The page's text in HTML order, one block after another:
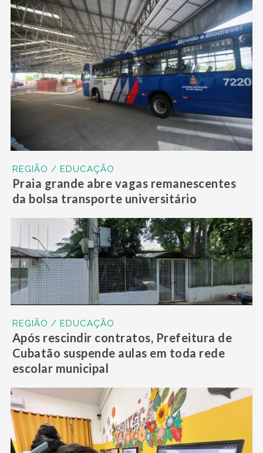
REGIÃO / EDUCAÇÃO
Praia grande abre vagas remanescentes
da bolsa transporte universitário
REGIÃO / EDUCAÇÃO
Após rescindir contratos, Prefeitura de
Cubatão suspende aulas em toda rede
escolar municipal